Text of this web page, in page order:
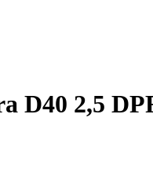
D40 2,5